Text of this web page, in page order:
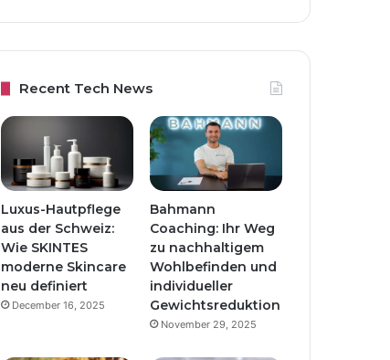
Recent Tech News
Luxus-Hautpflege
aus der Schweiz:
Wie SKINTES
moderne Skincare
neu definiert
December 16, 2025
Bahmann
Coaching: Ihr Weg
zu nachhaltigem
Wohlbefinden und
individueller
Gewichtsreduktion
November 29, 2025